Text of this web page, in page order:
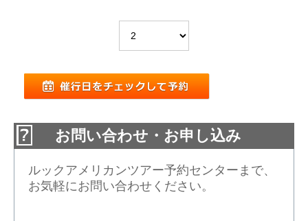
お問い合わせ・お申し込み
ルックアメリカンツアー予約センターまで、
お気軽にお問い合わせください。